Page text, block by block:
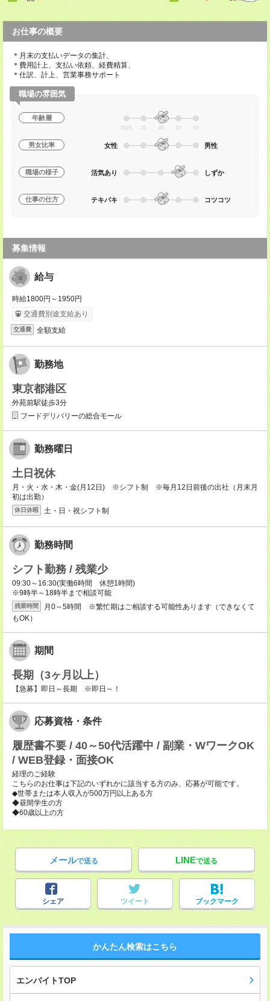
お仕事の概要
＊月末の支払いデータの集計、
＊費用計上、支払い依頼、経費精算、
＊仕訳、計上、営業事務サポート
職場の雰囲気
年齢層
20代 30 40 50 60
男女比率 女性 男性
職場の様子 活気あり しずか
仕事の仕方 テキパキ コツコツ
募集情報
給与
時給1800円～1950円
交通費別途支給あり
交通費 全額支給
勤務地
東京都港区
外苑前駅徒歩3分
フードデリバリーの総合モール
勤務曜日
土日祝休
月・火・水・木・金(月12日) ※シフト制 ※毎月12日前後の出社（月末月
初は出勤）
休日休暇 土・日・祝シフト制
勤務時間
シフト勤務 / 残業少
09:30～16:30(実働6時間 休憩1時間)
※9時半～18時半まで相談可能
残業時間
月0～5時間 ※繁忙期はご相談する可能性あります（できなくて
もOK）
期間
長期（3ヶ月以上）
【急募】即日～長期 ※即日～！
応募資格・条件
履歴書不要 / 40～50代活躍中 / 副業・WワークOK
/ WEB登録・面接OK
経理のご経験
こちらのお仕事は下記のいずれかに該当する方のみ、応募が可能です。
◆世帯または本人収入が500万円以上ある方
◆昼間学生の方
◆60歳以上の方
メールで送る LINEで送る
シェア ツイート ブックマーク
かんたん検索はこちら
エンバイトTOP